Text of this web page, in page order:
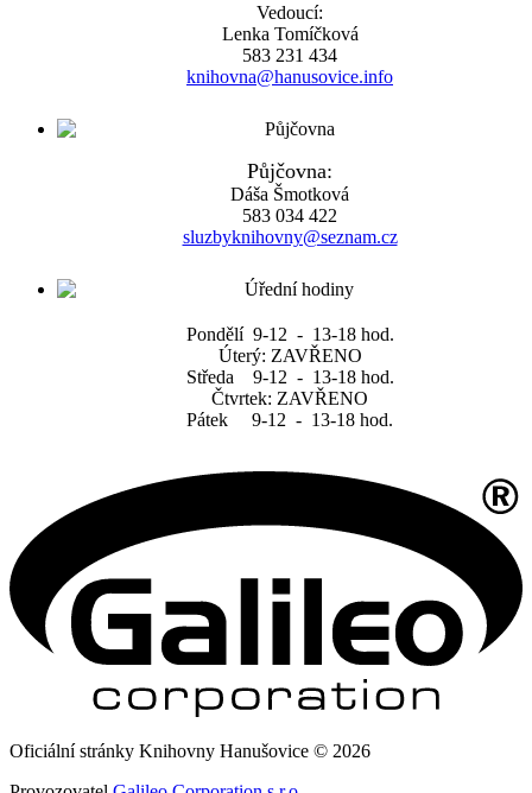
Vedoucí:
Lenka Tomíčková
583 231 434
knihovna@hanusovice.info
Půjčovna:
Dáša Šmotková
583 034 422
sluzbyknihovny@seznam.cz
Pondělí 9-12 - 13-18 hod.
Úterý: ZAVŘENO
Středa 9-12 - 13-18 hod.
Čtvrtek: ZAVŘENO
Pátek 9-12 - 13-18 hod.
Oficiální stránky Knihovny Hanušovice © 2026